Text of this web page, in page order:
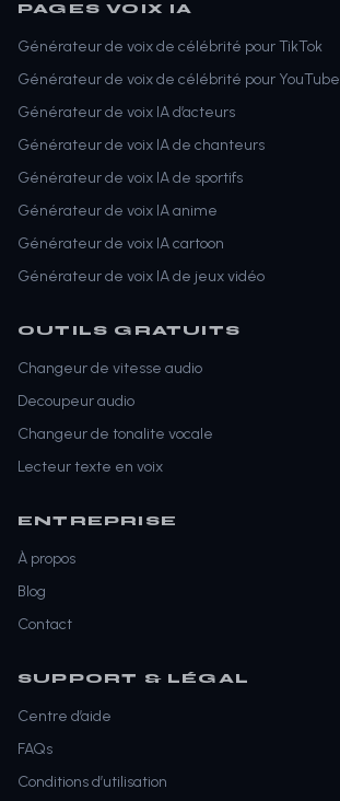
PAGES VOIX IA
Générateur de voix de célébrité pour TikTok
Générateur de voix de célébrité pour YouTube
Générateur de voix IA d’acteurs
Générateur de voix IA de chanteurs
Générateur de voix IA de sportifs
Générateur de voix IA anime
Générateur de voix IA cartoon
Générateur de voix IA de jeux vidéo
OUTILS GRATUITS
Changeur de vitesse audio
Decoupeur audio
Changeur de tonalite vocale
Lecteur texte en voix
ENTREPRISE
À propos
Blog
Contact
SUPPORT & LÉGAL
Centre d’aide
FAQs
Conditions d’utilisation